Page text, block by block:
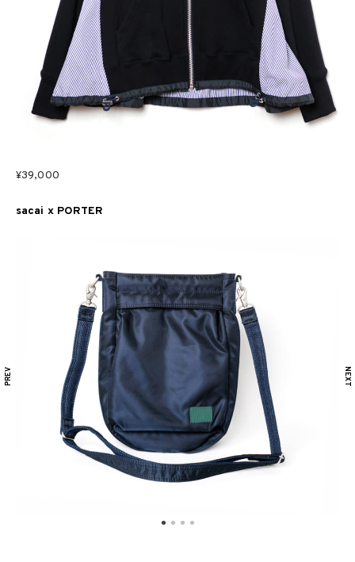
¥39,000
sacai x PORTER